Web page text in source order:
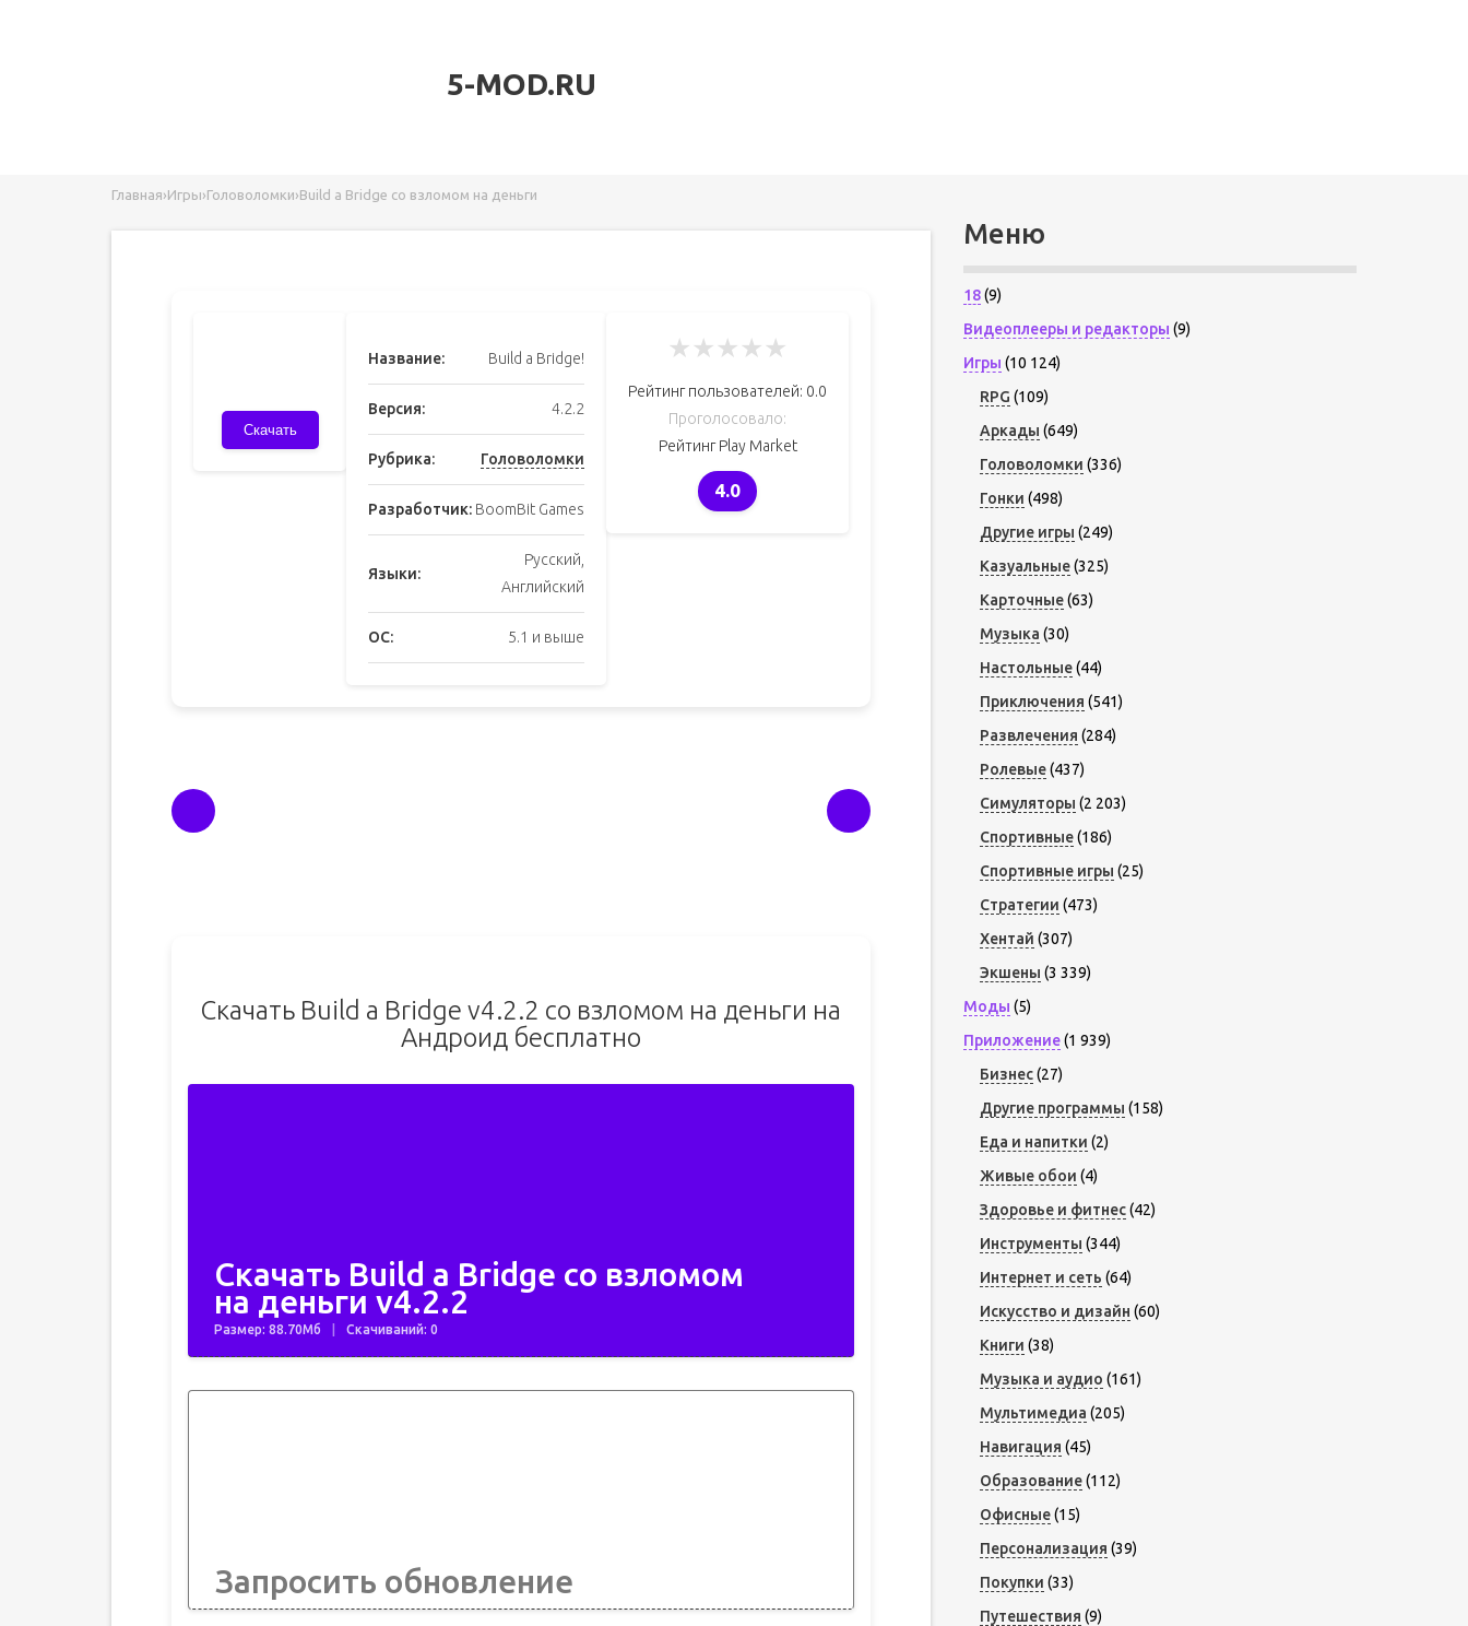
5-MOD.RU
Главная›Игры›Головоломки›Build a Bridge со взломом на деньги
Скачать
Название: Build a Bridge!
Версия: 4.2.2
Рубрика: Головоломки
Разработчик: BoomBit Games
Языки:
Русский,
Английский
ОС: 5.1 и выше
★★★★★
Рейтинг пользователей: 0.0
Проголосовало:
Рейтинг Play Market
4.0
Скачать Build a Bridge v4.2.2 со взломом на деньги на
Андроид бесплатно
Скачать Build a Bridge со взломом
на деньги v4.2.2
Размер: 88.70Мб Скачиваний: 0
Запросить обновление
Меню
18(9)
Видеоплееры и редакторы (9)
Игры (10 124)
RPG (109)
Аркады (649)
Головоломки (336)
Гонки (498)
Другие игры (249)
Казуальные(325)
Карточные(63)
Музыка (30)
Настольные(44)
Приключения (541)
Развлечения (284)
Ролевые(437)
Симуляторы (2 203)
Спортивные(186)
Спортивные игры (25)
Стратегии (473)
Хентай (307)
Экшены (3 339)
Моды (5)
Приложение(1 939)
Бизнес(27)
Другие программы (158)
Еда и напитки (2)
Живые обои (4)
Здоровье и фитнес(42)
Инструменты (344)
Интернет и сеть (64)
Искусство и дизайн (60)
Книги (38)
Музыка и аудио (161)
Мультимедиа (205)
Навигация (45)
Образование(112)
Офисные(15)
Персонализация (39)
Покупки (33)
Путешествия (9)